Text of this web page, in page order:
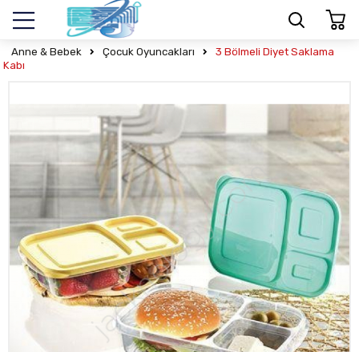
Anne & Bebek Çocuk Oyuncakları
3 Bölmeli Diyet Saklama
Kabı